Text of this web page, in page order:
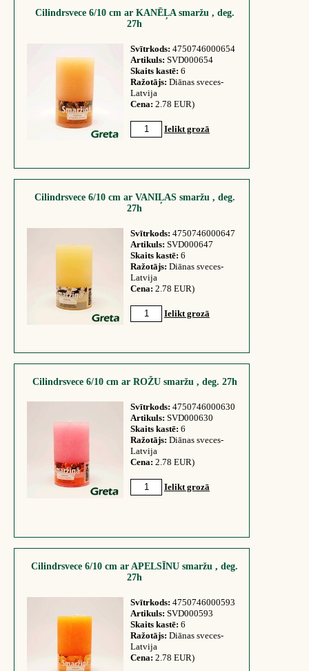
Cilindrsvece 6/10 cm ar KANĒĻA smaržu , deg.
27h
Svītrkods: 4750746000654
Artikuls: SVD000654
Skaits kastē: 6
Ražotājs: Diānas sveces-
Latvija
Cena: 2.78 EUR)
Ielikt grozā
Cilindrsvece 6/10 cm ar VANIĻAS smaržu , deg.
27h
Svītrkods: 4750746000647
Artikuls: SVD000647
Skaits kastē: 6
Ražotājs: Diānas sveces-
Latvija
Cena: 2.78 EUR)
Ielikt grozā
Cilindrsvece 6/10 cm ar ROŽU smaržu , deg. 27h
Svītrkods: 4750746000630
Artikuls: SVD000630
Skaits kastē: 6
Ražotājs: Diānas sveces-
Latvija
Cena: 2.78 EUR)
Ielikt grozā
Cilindrsvece 6/10 cm ar APELSĪNU smaržu , deg.
27h
Svītrkods: 4750746000593
Artikuls: SVD000593
Skaits kastē: 6
Ražotājs: Diānas sveces-
Latvija
Cena: 2.78 EUR)